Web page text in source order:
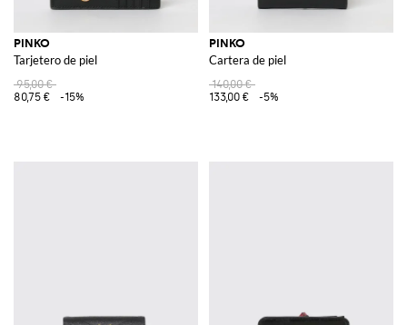
PINKO
Tarjetero de piel
95,00 €
80,75 €
-15%
PINKO
Cartera de piel
140,00 €
133,00 €
-5%